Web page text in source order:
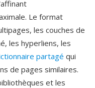
Le format
les couches de
les hyperliens, les
partagé qui
de pages similaires.
et les